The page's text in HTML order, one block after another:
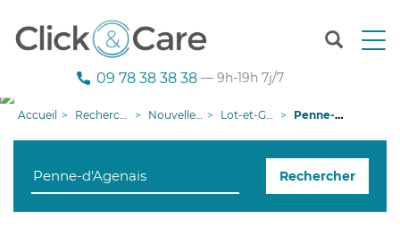
T
n
g
09 78 38 38 38 — 9h-19h 7j/7
Accueil Recherche aide à domicile Nouvelle-Aquitaine Lot-et-Garonne Penne-d'Agenais
Rechercher